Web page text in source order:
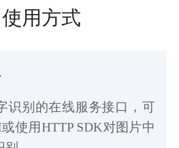
使用方式
识别的在线服务接口，可
使用HTTP SDK对图片中